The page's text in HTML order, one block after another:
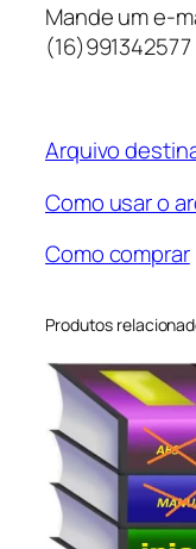
K
8
0
G
0
T
E
u
a
Mande um e-
(16)991342577
Arquivo
Como usar o
Como comprar
Produtos